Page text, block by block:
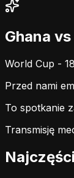
Ghana
World Cup -
Przed nami
To spotkanie
Transmisję